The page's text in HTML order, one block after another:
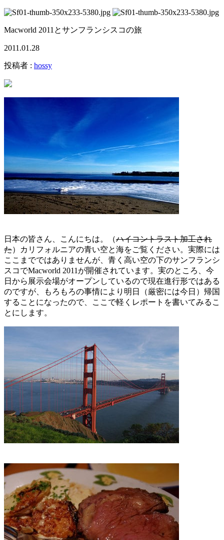
Macworld 2011とサンフランシスコの旅
2011.01.28
投稿者 : hossy
日本の皆さん、こんにちは。（ハイコントラスト加工され
た）カリフォルニアの青い空と海をご覧ください。実際には
ここまでではありませんが、青く高い空の下のサンフランシ
スコでMacworld 2011が開催されています。実のところ、今
日から展示会場がオープンしているので現在進行形ではある
のですが、もろもろの事情により明日（厳密には今日）帰国
することになったので、ここで軽くレポートを書いてみるこ
とにします。